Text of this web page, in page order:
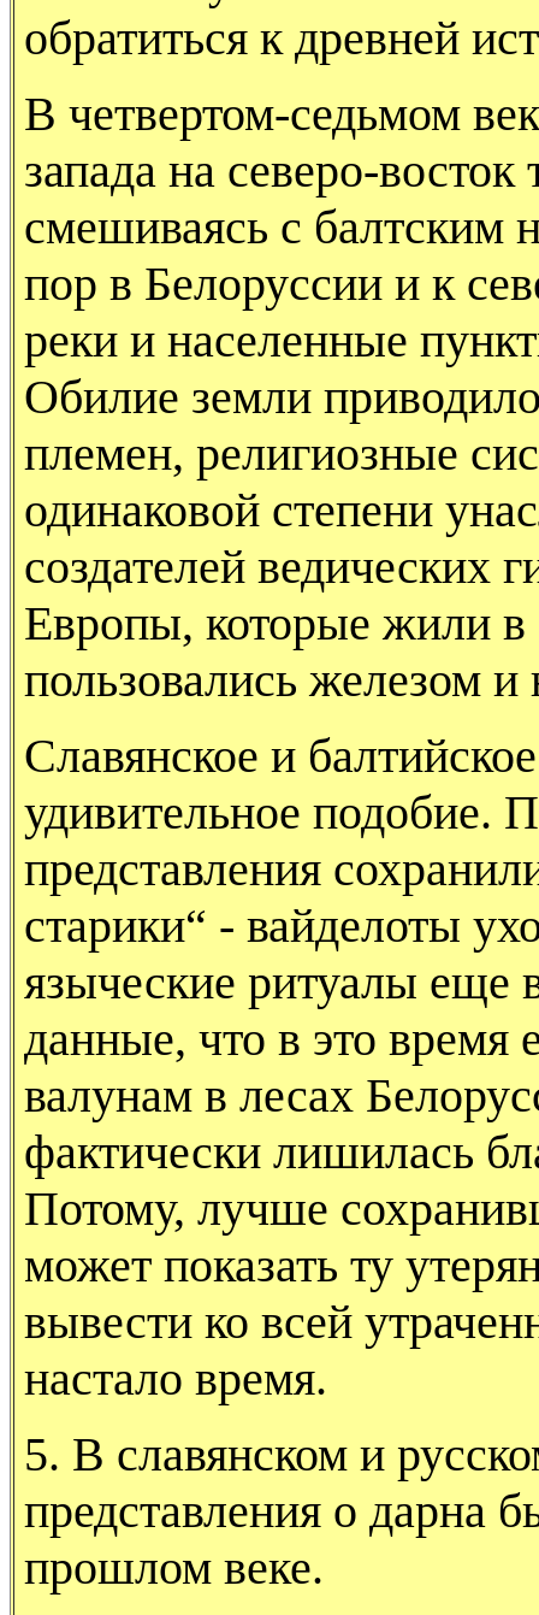
обратиться к древней
В четвертом-седьмом
запада на северо-
смешиваясь с балтским
пор в Белоруссии и к
реки и населенные
Обилие земли
племен, религиозные
одинаковой степени
создателей ведических
Европы, которые жили в
пользовались железом
Славянское и
удивительное подобие.
представления
старики“ - вайделоты
языческие ритуалы еще
данные, что в это
валунам в лесах
фактически лишилась
Потому, лучше
может показать ту
вывести ко всей
настало время.
5. В славянском и
представления о дарна
прошлом веке.